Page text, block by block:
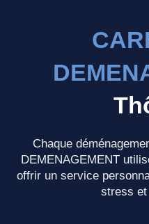
Chaque
DEMENAGEMENT
offrir un service
stress et